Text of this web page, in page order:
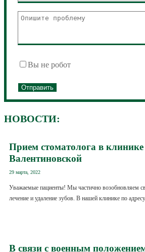
Вы не робот
НОВОСТИ:
Прием стоматолога в
Валентиновской
29 марта, 2022
Уважаемые пациенты! Мы частично возобновляем
лечение и удаление зубов. В нашей клинике по
В связи с военным